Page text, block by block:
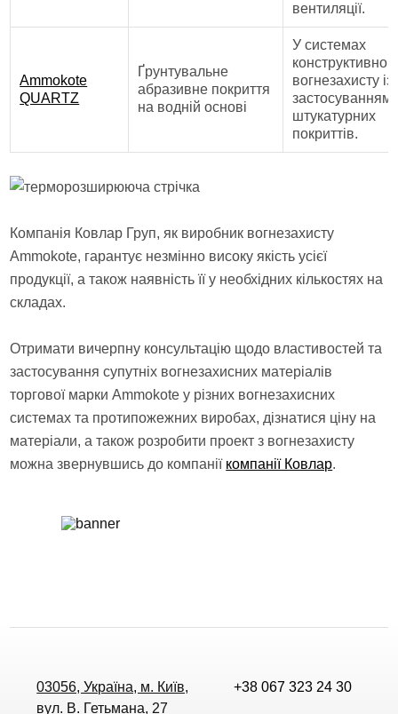
вентиляції.
Ammokote
QUARTZ
Ґрунтувальне
абразивне покриття
на водній основі
У системах
вогнезахисту із
застосуванням
штукатурних
покриттів.
Компанія Ковлар Груп, як виробник вогнезахисту
Ammokote, гарантує незмінно високу якість усієї
продукції, а також наявність її у необхідних кількостях на
складах.
Отримати вичерпну консультацію щодо властивостей та
застосування супутніх вогнезахисних матеріалів
торгової марки Ammokote у різних вогнезахисних
системах та протипожежних виробах, дізнатися ціну на
матеріали, а також розробити проект з вогнезахисту
можна звернувшись до компанії компанії Ковлар.
03056, Україна, м. Київ,
вул. В. Гетьмана, 27
+38 067 323 24 30